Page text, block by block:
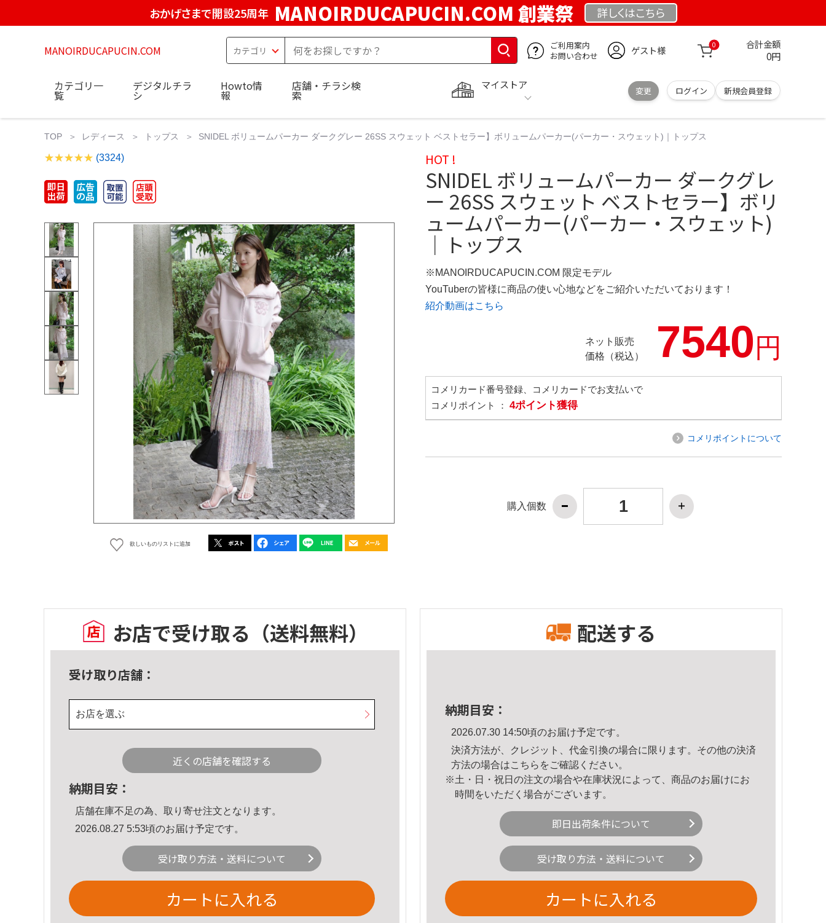
おかげさまで開設25周年 MANOIRDUCAPUCIN.COM 創業祭 詳しくはこちら
MANOIRDUCAPUCIN.COM
ご利用案内
お問い合わせ
ゲスト様 0 合計金額
0円
マイストア
変更 ログイン 新規会員登録
カテゴリ一
覧
デジタルチラ
シ
Howto情
報
店舗・チラシ検
索
TOP レディース トップス SNIDEL ボリュームパーカー ダークグレー 26SS スウェット ベストセラー】ボリュームパーカー(パーカー・スウェット)｜トップス
(3324)
欲しいものリストに追加
HOT !
SNIDEL ボリュームパーカー ダークグレ
ー 26SS スウェット ベストセラー】ボリ
ュームパーカー(パーカー・スウェット)
｜トップス
※MANOIRDUCAPUCIN.COM 限定モデル
YouTuberの皆様に商品の使い心地などをご紹介いただいております！
紹介動画はこちら
ネット販売
価格（税込）
7540円
コメリカード番号登録、コメリカードでお支払いで
コメリポイント ： 4ポイント獲得
コメリポイントについて
購入個数
お店で受け取る （送料無料）
受け取り店舗：
お店を選ぶ
近くの店舗を確認する
納期目安：
店舗在庫不足の為、取り寄せ注文となります。
2026.08.27 5:53頃のお届け予定です。
受け取り方法・送料について
カートに入れる
配送する
納期目安：
2026.07.30 14:50頃のお届け予定です。
決済方法が、クレジット、代金引換の場合に限ります。その他の決済
方法の場合はこちら をご確認ください。
※土・日・祝日の注文の場合や在庫状況によって、商品のお届けにお
時間をいただく場合がございます。
即日出荷条件について
受け取り方法・送料について
カートに入れる